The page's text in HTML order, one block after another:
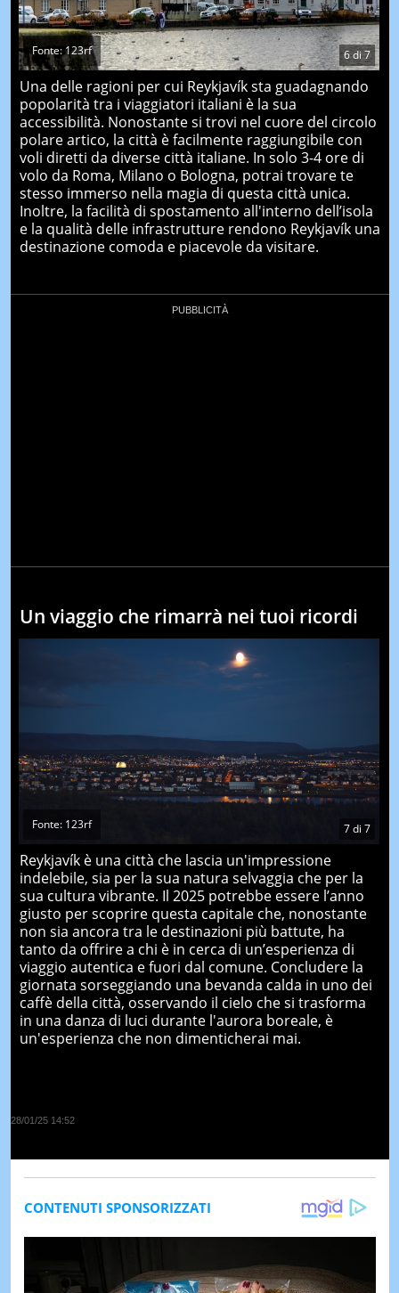
6di7
Fonte: 123rf
Una delle ragioni per cui Reykjavík sta guadagnando
popolarità tra i viaggiatori italiani è la sua
accessibilità. Nonostante si trovi nel cuore del circolo
polare artico, la città è facilmente raggiungibile con
voli diretti da diverse città italiane. In solo 3-4 ore di
volo da Roma, Milano o Bologna, potrai trovare te
stesso immerso nella magia di questa città unica.
Inoltre, la facilità di spostamento all'interno dell’isola
e la qualità delle infrastrutture rendono Reykjavík una
destinazione comoda e piacevole da visitare.
Un viaggio che rimarrà nei tuoi ricordi
7di 7
Fonte: 123rf
Reykjavík è una città che lascia un'impressione
indelebile, sia per la sua natura selvaggia che per la
sua cultura vibrante. Il 2025 potrebbe essere l’anno
giusto per scoprire questa capitale che, nonostante
non sia ancora tra le destinazioni più battute, ha
tanto da offrire a chi è in cerca di un’esperienza di
viaggio autentica e fuori dal comune. Concludere la
giornata sorseggiando una bevanda calda in uno dei
caffè della città, osservando il cielo che si trasforma
in una danza di luci durante l'aurora boreale, è
un'esperienza che non dimenticherai mai.
28/01/25 14:52